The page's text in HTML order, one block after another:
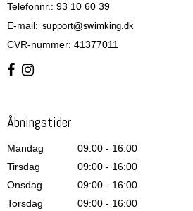
Telefonnr. : 93 10 60 39
E-mail:
CVR-nummer: 41377011
Åbningstider
Mandag
09:00 - 16:00
Tirsdag
09:00 - 16:00
Onsdag
09:00 - 16:00
Torsdag
09:00 - 16:00